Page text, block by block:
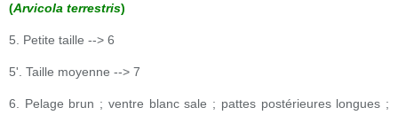
(Arvicola terrestris)
5. Petite taille --> 6
5'. Taille moyenne --> 7
6. Pelage brun ; ventre blanc sale ; pattes postérieures longues ;